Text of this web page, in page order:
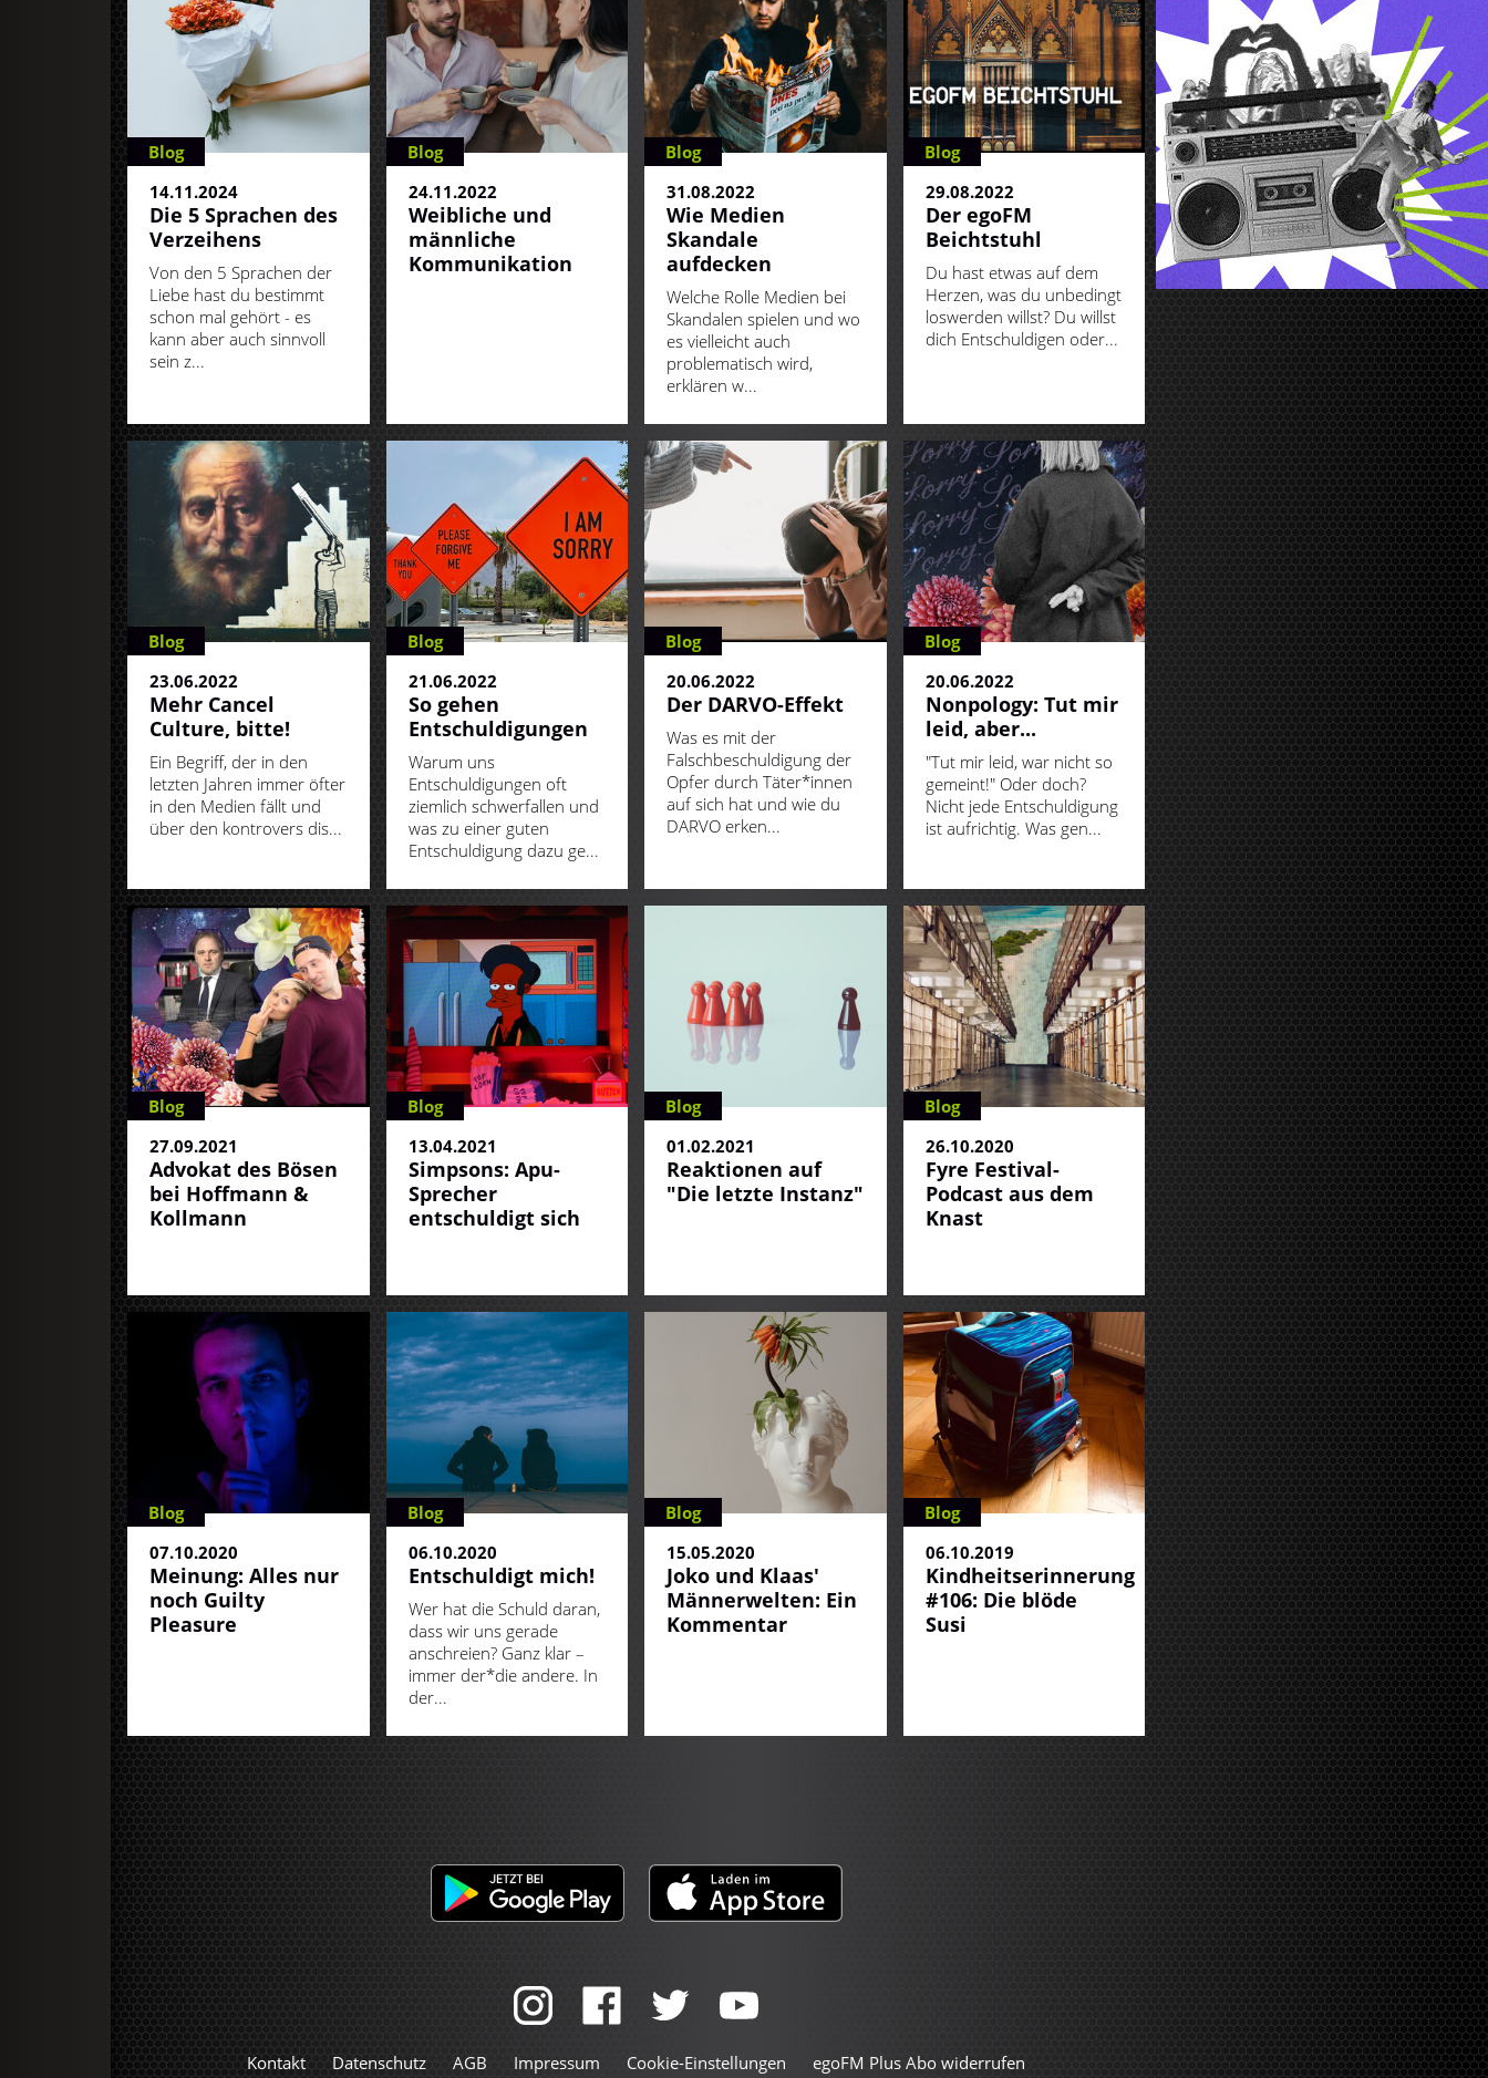
Blog
14.11.2024
Die 5 Sprachen des
Verzeihens
Von den 5 Sprachen der
Liebe hast du bestimmt
schon mal gehört - es
kann aber auch sinnvoll
sein z...
Blog
24.11.2022
Weibliche und
männliche
Kommunikation
Blog
31.08.2022
Wie Medien
Skandale
aufdecken
Welche Rolle Medien bei
Skandalen spielen und wo
es vielleicht auch
problematisch wird,
erklären w...
Blog
29.08.2022
Der egoFM
Beichtstuhl
Du hast etwas auf dem
Herzen, was du unbedingt
loswerden willst? Du willst
dich Entschuldigen oder...
Blog
23.06.2022
Mehr Cancel
Culture, bitte!
Ein Begriff, der in den
letzten Jahren immer öfter
in den Medien fällt und
über den kontrovers dis...
Blog
21.06.2022
So gehen
Entschuldigungen
Warum uns
Entschuldigungen oft
ziemlich schwerfallen und
was zu einer guten
Entschuldigung dazu ge...
Blog
20.06.2022
Der DARVO-Effekt
Was es mit der
Falschbeschuldigung der
Opfer durch Täter*innen
auf sich hat und wie du
DARVO erken...
Blog
20.06.2022
Nonpology: Tut mir
leid, aber...
"Tut mir leid, war nicht so
gemeint!" Oder doch?
Nicht jede Entschuldigung
ist aufrichtig. Was gen...
Blog
27.09.2021
Advokat des Bösen
bei Hoffmann &
Kollmann
Blog
13.04.2021
Simpsons: Apu-
Sprecher
entschuldigt sich
Blog
01.02.2021
Reaktionen auf
"Die letzte Instanz"
Blog
26.10.2020
Fyre Festival-
Podcast aus dem
Knast
Blog
07.10.2020
Meinung: Alles nur
noch Guilty
Pleasure
Blog
06.10.2020
Entschuldigt mich!
Wer hat die Schuld daran,
dass wir uns gerade
anschreien? Ganz klar –
immer der*die andere. In
der...
Blog
15.05.2020
Joko und Klaas'
Männerwelten: Ein
Kommentar
Blog
06.10.2019
Kindheitserinnerung
#106: Die blöde
Susi
Kontakt Datenschutz AGB Impressum Cookie-Einstellungen egoFM Plus Abo widerrufen